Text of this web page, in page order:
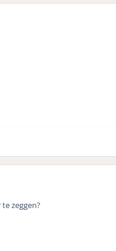
zeggen?